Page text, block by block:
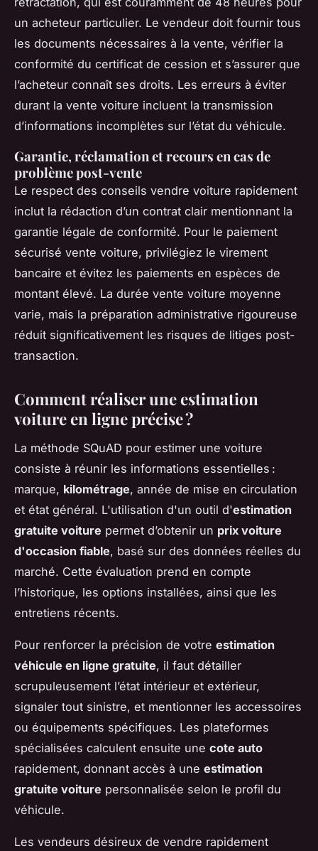
un acheteur particulier. Le vendeur doit fournir tous
les documents nécessaires à la vente, vérifier la
conformité du certificat de cession et s’assurer que
l’acheteur connaît ses droits. Les erreurs à éviter
durant la vente voiture incluent la transmission
d’informations incomplètes sur l’état du véhicule.
Garantie, réclamation et recours en cas de
problème post-vente
Le respect des conseils vendre voiture rapidement
inclut la rédaction d’un contrat clair mentionnant la
garantie légale de conformité. Pour le paiement
sécurisé vente voiture, privilégiez le virement
bancaire et évitez les paiements en espèces de
montant élevé. La durée vente voiture moyenne
varie, mais la préparation administrative rigoureuse
réduit significativement les risques de litiges post-
transaction.
Comment réaliser uneestimation
voiture en ligneprécise ?
La méthode SQuAD pour estimer une voiture
consiste à réunir les informations essentielles :
marque, kilométrage, année de mise en circulation
et état général. L'utilisation d'un outil d'estimation
gratuite voiture permet d’obtenir un prix voiture
d'occasion fiable, basé sur des données réelles du
marché. Cette évaluation prend en compte
l’historique, les options installées, ainsi que les
entretiens récents.
Pour renforcer la précision de votre estimation
véhicule en ligne gratuite, il faut détailler
scrupuleusement l’état intérieur et extérieur,
signaler tout sinistre, et mentionner les accessoires
ou équipements spécifiques. Les plateformes
spécialisées calculent ensuite une cote auto
rapidement, donnant accès à une estimation
gratuite voiture personnalisée selon le profil du
véhicule.
Les vendeurs désireux de vendre rapidement